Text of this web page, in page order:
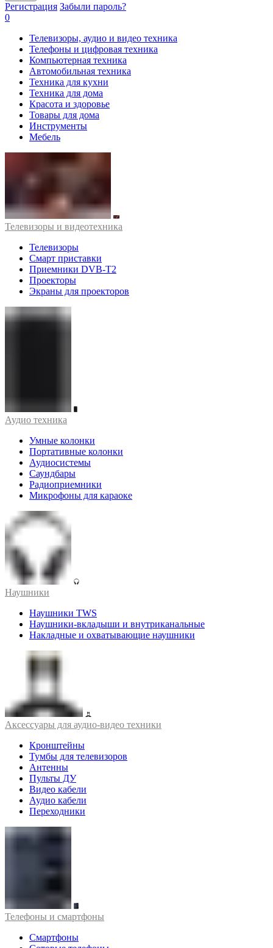
Регистрация Забыли пароль?
0
Телевизоры, аудио и видео техника
Телефоны и цифровая техника
Компьютерная техника
Автомобильная техника
Техника для кухни
Техника для дома
Красота и здоровье
Товары для дома
Инструменты
Мебель
Телевизоры и видеотехника
Телевизоры
Смарт приставки
Приемники DVB-T2
Проекторы
Экраны для проекторов
Аудио техника
Умные колонки
Портативные колонки
Аудиосистемы
Саундбары
Радиоприемники
Микрофоны для караоке
Наушники
Наушники TWS
Наушники-вкладыши и внутриканальные
Накладные и охватывающие наушники
Аксессуары для аудио-видео техники
Кронштейны
Тумбы для телевизоров
Антенны
Пульты ДУ
Видео кабели
Аудио кабели
Переходники
Телефоны и смартфоны
Смартфоны